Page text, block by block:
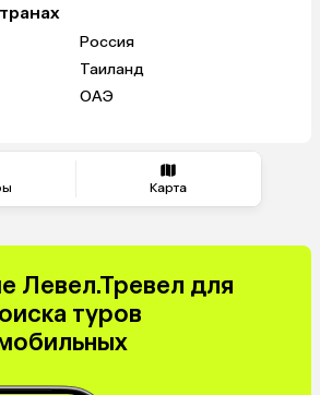
Карта
Россия
Таиланд
ОАЭ
Сейшелы
Черногория
Марокко
Италия
Левел.Тревел для
туров